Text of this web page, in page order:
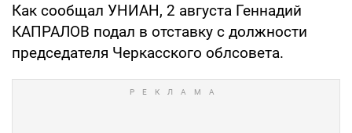
Как сообщал УНИАН, 2 августа Геннадий
КАПРАЛОВ подал в отставку с должности
председателя Черкасского облсовета.